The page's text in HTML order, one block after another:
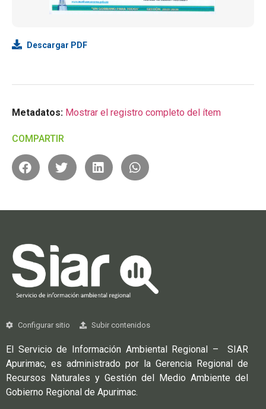
Descargar PDF
Metadatos: Mostrar el registro completo del ítem
COMPARTIR
Configurar sitio Subir contenidos
El Servicio de Información Ambiental Regional – SIAR
Apurimac, es administrado por la Gerencia Regional de
Recursos Naturales y Gestión del Medio Ambiente del
Gobierno Regional de Apurimac.